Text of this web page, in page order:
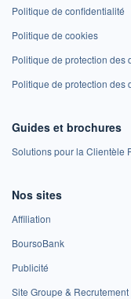
Politique de confidentialité
Politique de cookies
Politique de protection des
Politique de protection des
Guides et brochures
Solutions pour la Clientèle
Nos sites
Affiliation
BoursoBank
Publicité
Site Groupe & Recrutement